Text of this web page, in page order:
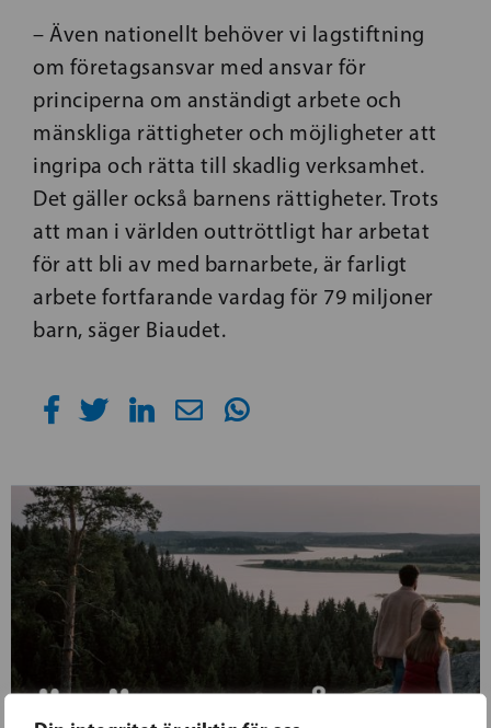
– Även nationellt behöver vi lagstiftning
om företagsansvar med ansvar för
principerna om anständigt arbete och
mänskliga rättigheter och möjligheter att
ingripa och rätta till skadlig verksamhet.
Det gäller också barnens rättigheter. Trots
att man i världen outtröttligt har arbetat
för att bli av med barnarbete, är farligt
arbete fortfarande vardag för 79 miljoner
barn, säger Biaudet.